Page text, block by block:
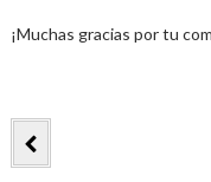
¡Muchas gracias por tu